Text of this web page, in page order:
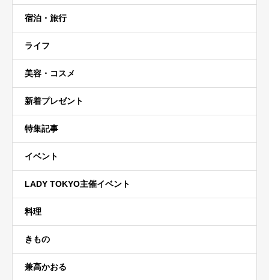
宿泊・旅行
ライフ
美容・コスメ
新着プレゼント
特集記事
イベント
LADY TOKYO主催イベント
料理
きもの
兼高かおる